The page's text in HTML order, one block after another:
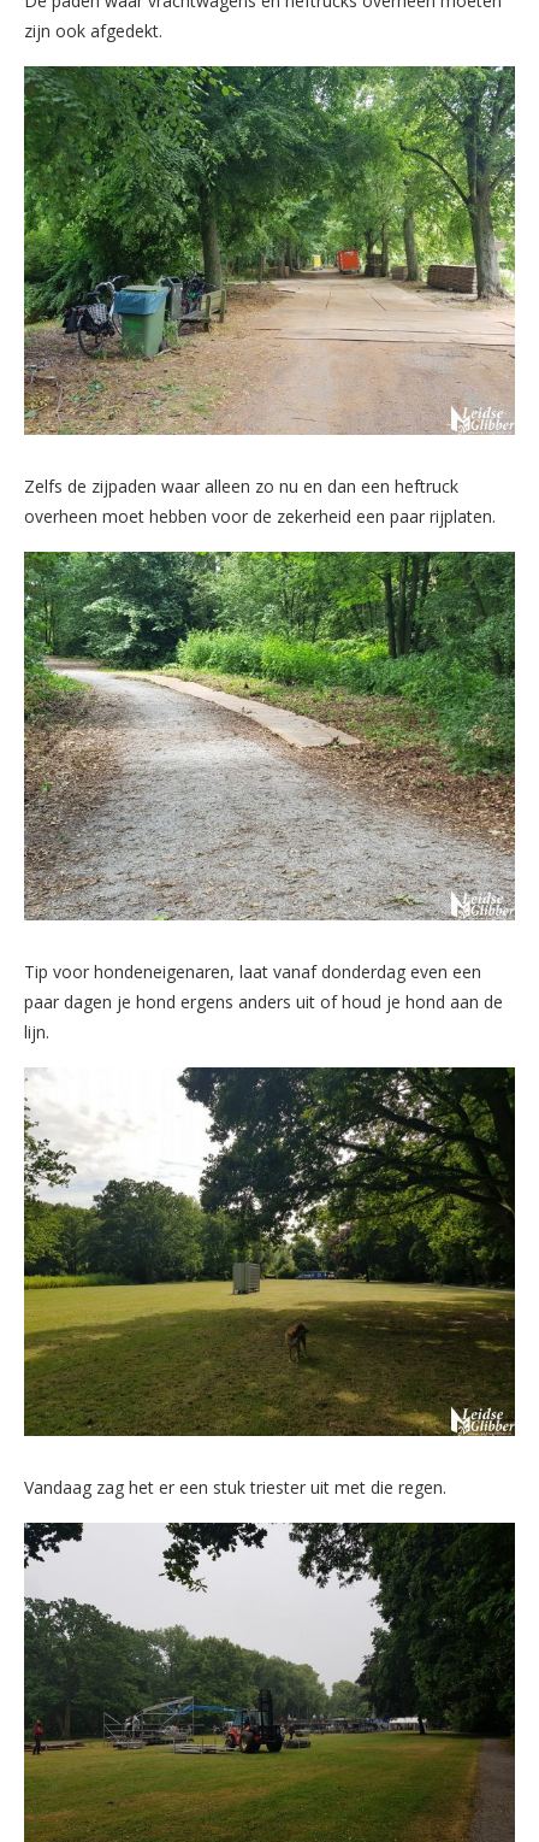
zijn ook afgedekt.
Zelfs de zijpaden waar alleen zo nu en dan een heftruck
overheen moet hebben voor de zekerheid een paar rijplaten.
Tip voor hondeneigenaren, laat vanaf donderdag even een
paar dagen je hond ergens anders uit of houd je hond aan de
lijn.
Vandaag zag het er een stuk triester uit met die regen.